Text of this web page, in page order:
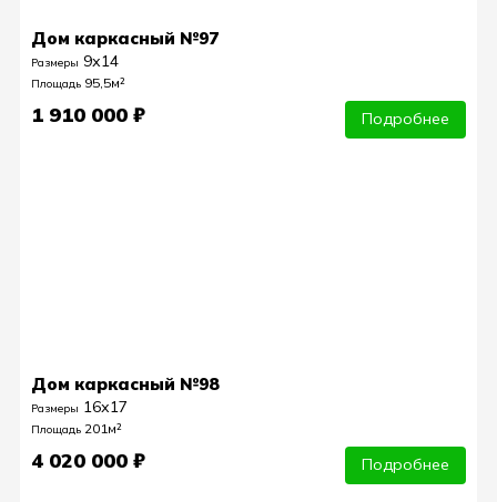
Дом каркасный №97
Размеры 9х14
Площадь 95,5м²
1 910 000 ₽ Подробнее
Дом каркасный №98
Размеры 16х17
Площадь 201м²
4 020 000 ₽ Подробнее